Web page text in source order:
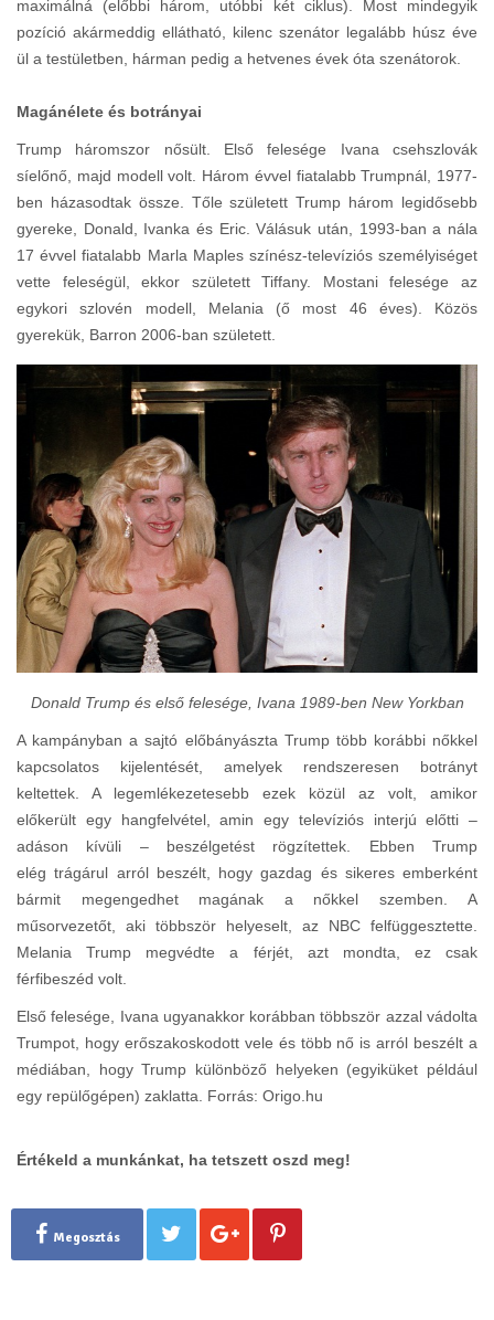
maximálná (előbbi három, utóbbi két ciklus). Most mindegyik
pozíció akármeddig ellátható, kilenc szenátor legalább húsz éve
ül a testületben, hárman pedig a hetvenes évek óta szenátorok.
Magánélete és botrányai
Trump háromszor nősült. Első felesége Ivana csehszlovák
síelőnő, majd modell volt. Három évvel fiatalabb Trumpnál, 1977-
ben házasodtak össze. Tőle született Trump három legidősebb
gyereke, Donald, Ivanka és Eric. Válásuk után, 1993-ban a nála
17 évvel fiatalabb Marla Maples színész-televíziós személyiséget
vette feleségül, ekkor született Tiffany. Mostani felesége az
egykori szlovén modell, Melania (ő most 46 éves). Közös
gyerekük, Barron 2006-ban született.
Donald Trump és első felesége, Ivana 1989-ben New Yorkban
A kampányban a sajtó előbányászta Trump több korábbi nőkkel
kapcsolatos kijelentését, amelyek rendszeresen botrányt
keltettek. A legemlékezetesebb ezek közül az volt, amikor
előkerült egy hangfelvétel, amin egy televíziós interjú előtti –
adáson kívüli – beszélgetést rögzítettek. Ebben Trump
elég trágárul arról beszélt, hogy gazdag és sikeres emberként
bármit megengedhet magának a nőkkel szemben. A
műsorvezetőt, aki többször helyeselt, az NBC felfüggesztette.
Melania Trump megvédte a férjét, azt mondta, ez csak
férfibeszéd volt.
Első felesége, Ivana ugyanakkor korábban többször azzal vádolta
Trumpot, hogy erőszakoskodott vele és több nő is arról beszélt a
médiában, hogy Trump különböző helyeken (egyiküket például
egy repülőgépen) zaklatta. Forrás: Origo.hu
Értékeld a munkánkat, ha tetszett oszd meg!
Megosztás